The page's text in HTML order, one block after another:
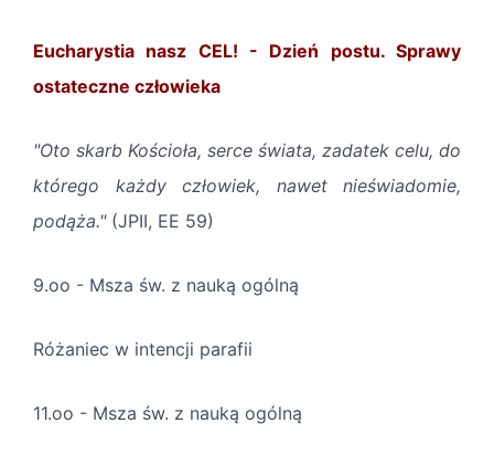
Eucharystia nasz CEL! - Dzień postu. Sprawy
ostateczne człowieka
"Oto skarb Kościoła, serce świata, zadatek celu, do
którego każdy człowiek, nawet nieświadomie,
podąża." (JPII, EE 59)
9.oo - Msza św. z nauką ogólną
Różaniec w intencji parafii
11.oo - Msza św. z nauką ogólną